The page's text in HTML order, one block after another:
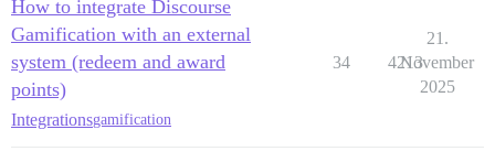
How to integrate Discourse
Gamification with an external
system (redeem and award
points)
Integrationsgamification
34 4213
21.
November
2025